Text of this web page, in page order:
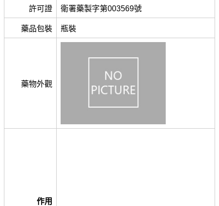
許可證 衛署藥製字第003569號
藥品包裝 瓶裝
藥物外觀
作用